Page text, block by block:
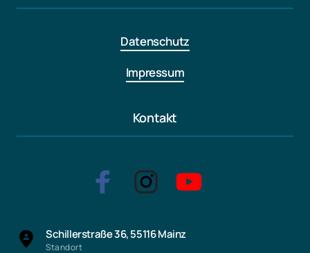
Datenschutz
Impressum
Kontakt
Schillerstraße 36, 55116 Mainz
Standort